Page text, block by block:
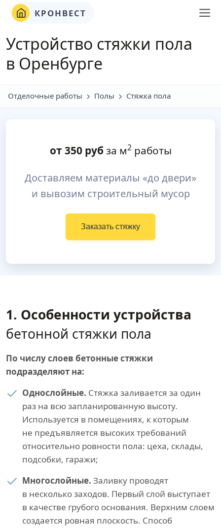
КРОНВЕСТ
Устройство стяжки пола
в Оренбурге
Отделочные работы Полы Стяжка пола
от 350руб за м2работы
Доставляем материалы «до двери»
и вывозим строительный мусор
Заказать стяжку
1. Особенности устройства
бетонной стяжки пола
По числу слоев бетонные стяжки
подразделяют на:
Однослойные. Стяжка заливается за один
раз на всю запланированную высоту.
Используется в помещениях, к которым
не предъявляется высоких требований
относительно ровности пола: цеха, склады,
подсобки, гаражи;
Многослойные. Заливку проводят
в несколько заходов. Первый слой выступает
в качестве грубого основания. Верхним слоем
создается ровная плоскость. Способ